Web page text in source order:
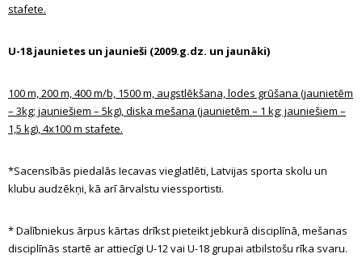
stafete.
U-18 jaunietes un jaunieši (2009.g.dz. un jaunāki)
100 m, 200 m, 400 m/b, 1500 m, augstlēkšana, lodes grūšana (jaunietēm
– 3kg; jauniešiem – 5kg), diska mešana (jaunietēm – 1 kg; jauniešiem –
1,5 kg), 4x100 m stafete.
*Sacensībās piedalās Iecavas vieglatlēti, Latvijas sporta skolu un
klubu audzēkņi, kā arī ārvalstu viessportisti.
* Dalībniekus ārpus kārtas drīkst pieteikt jebkurā disciplīnā, mešanas
disciplīnās startē ar attiecīgi U-12 vai U-18 grupai atbilstošu rīka svaru.